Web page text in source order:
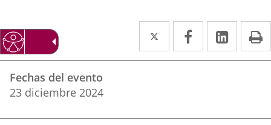
Twitter
Enlace
a
externa.
Facebook
Enlace
a
externa.
Enlace
a
del
evento
Fechas del evento
23 diciembre 2024